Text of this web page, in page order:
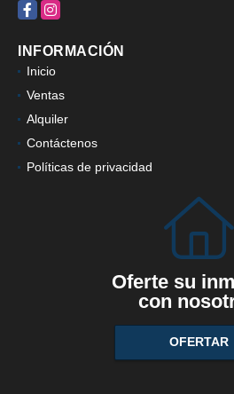
FacebookInstagram
INFORMACIÓN
Inicio
Ventas
Alquiler
Contáctenos
Políticas de privacidad
Oferte su
con
OFERTAR